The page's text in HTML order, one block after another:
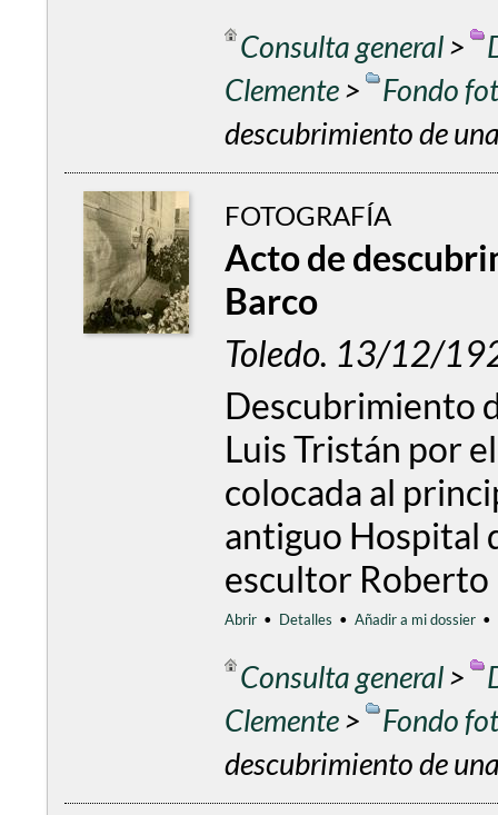
Consulta general>
Clemente>
Fondo
descubrimiento de
FOTOGRAFÍA
Acto de
Barco
Toledo. 13/12/
Descubrimiento
Luis Tristán por
colocada al
antiguo Hospital
escultor Roberto
Abrir • Detalles • Añadir a mi dossier •
Consulta general>
Clemente>
Fondo
descubrimiento de